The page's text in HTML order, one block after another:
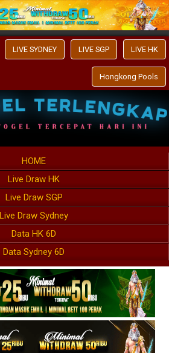
LIVE HK
LIVE SGP
LIVE SYDNEY
Hongkong Pools
HOME
Live Draw HK
Live Draw SGP
Live Draw Sydney
Data HK 6D
Data Sydney 6D